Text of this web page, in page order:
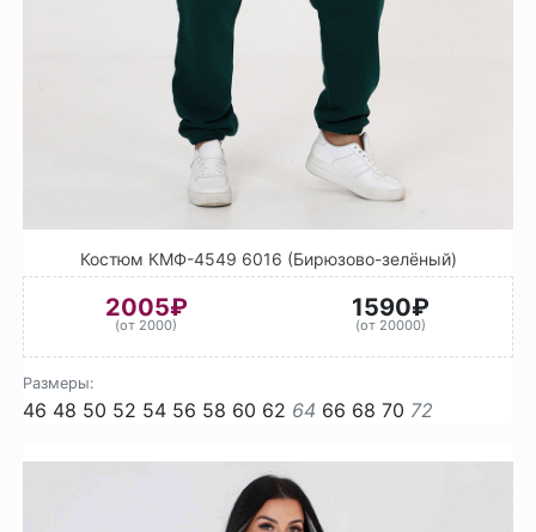
Костюм КМФ-4549 6016 (Бирюзово-зелёный)
2005₽
(от 2000)
1590₽
(от 20000)
Размеры:
46 48 50 52 54 56 58 60 62 64 66 68 70 72